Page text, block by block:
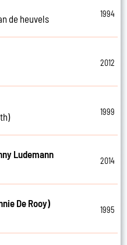
de heuvels
1994
2012
1999
Ludemann
2014
De Rooy)
1995